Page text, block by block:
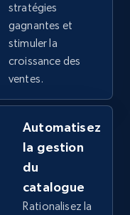
Currency, Initial
and more.
Commencer
products
Currency, Initial
and more.
stratégies
gagnantes et
stimuler la
croissance des
ventes.
Automatisez
la gestion
du
catalogue
Rationalisez la